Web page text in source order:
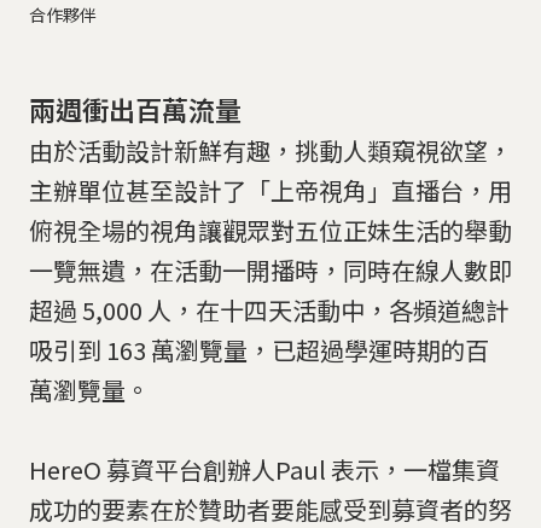
合作夥伴
兩週衝出百萬流量
由於活動設計新鮮有趣，挑動人類窺視欲望，
主辦單位甚至設計了「上帝視角」直播台，用
俯視全場的視角讓觀眾對五位正妹生活的舉動
一覽無遺，在活動一開播時，同時在線人數即
超過 5,000 人，在十四天活動中，各頻道總計
吸引到 163 萬瀏覽量，已超過學運時期的百
萬瀏覽量。
HereO 募資平台創辦人Paul 表示，一檔集資
成功的要素在於贊助者要能感受到募資者的努